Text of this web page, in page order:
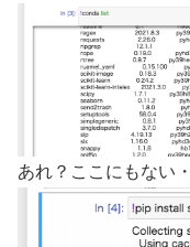
あれ？ここにもない